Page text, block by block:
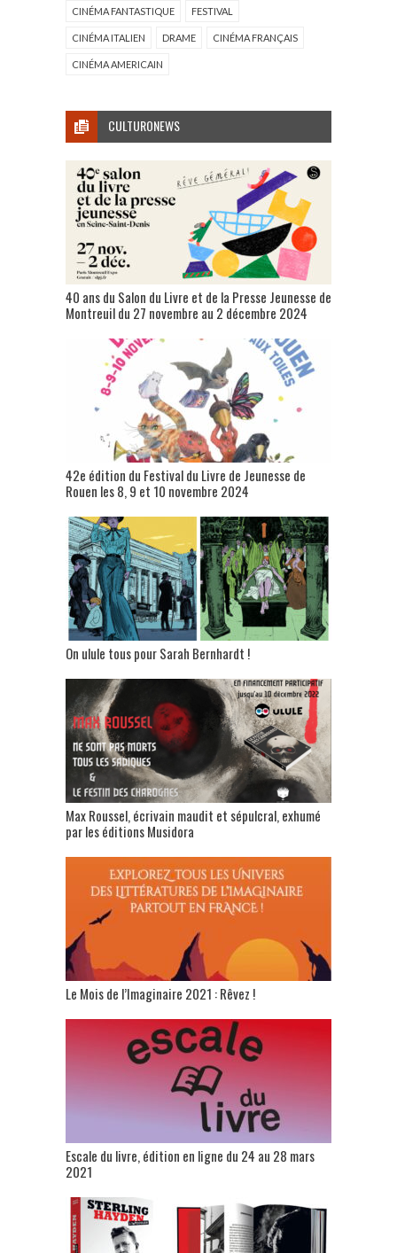
CINÉMA FANTASTIQUE FESTIVAL
CINÉMA ITALIEN DRAME CINÉMA FRANÇAIS
CINÉMA AMERICAIN
CULTURONEWS
40 ans du Salon du Livre et de la Presse Jeunesse de
Montreuil du 27 novembre au 2 décembre 2024
42e édition du Festival du Livre de Jeunesse de
Rouen les 8, 9 et 10 novembre 2024
On ulule tous pour Sarah Bernhardt !
Max Roussel, écrivain maudit et sépulcral, exhumé
par les éditions Musidora
Le Mois de l’Imaginaire 2021 : Rêvez !
Escale du livre, édition en ligne du 24 au 28 mars
2021